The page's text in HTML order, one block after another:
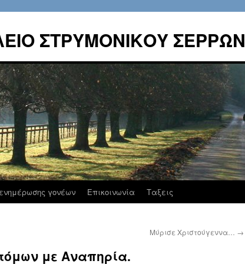
ΣΤΡΥΜΟΝΙΚΟΥ ΣΕΡΡΩΝ
γονέων Επικοινωνία Ταξεις
Μύρισε Χριστούγεννα… →
με Αναπηρία.